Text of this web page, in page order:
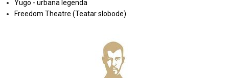
Yugo - urbana legenda
Freedom Theatre (Teatar slobode)